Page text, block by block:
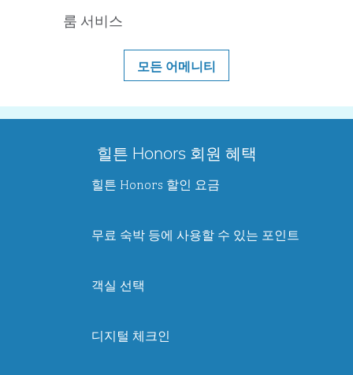
룸 서비스
모든 어메니티
힐튼 Honors 회원 혜택
힐튼 Honors 할인 요금
무료 숙박 등에 사용할 수 있는 포인트
객실 선택
디지털 체크인